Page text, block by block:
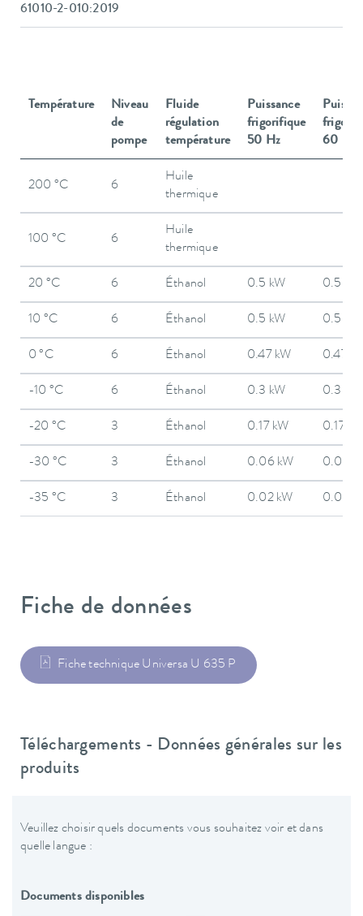
61010-2-010:2019
Température
Niveau
de
pompe
Fluide
régulation
température
Puissance
frigorifique
50 Hz
60 Hz
200 °C 6
Huile
thermique
100 °C 6
Huile
thermique
20 °C 6 Éthanol 0.5 kW 0.5 kW
10 °C 6 Éthanol 0.5 kW 0.5 kW
0 °C 6 Éthanol 0.47 kW 0.47
-10 °C 6 Éthanol 0.3 kW 0.3 kW
-20 °C 3 Éthanol 0.17 kW 0.17
-30 °C 3 Éthanol 0.06 kW 0.06
-35 °C 3 Éthanol 0.02 kW 0.02
Fiche de données
Fiche technique Universa U 635 P
Téléchargements - Données générales sur les
produits
Veuillez choisir quels documents vous souhaitez voir et dans
quelle langue :
Documents disponibles